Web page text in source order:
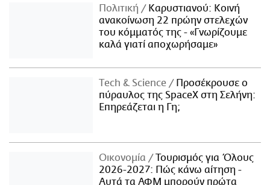
Πολιτική
Καρυστιανού: Κοινή
ανακοίνωση 22 πρώην στελεχών
του κόμματός της - «Γνωρίζουμε
καλά γιατί αποχωρήσαμε»
Τech & Science
Προσέκρουσε ο
πύραυλος της SpaceX στη Σελήνη:
Επηρεάζεται η Γη;
Οικονομία
Τουρισμός για Όλους
2026-2027: Πώς κάνω αίτηση -
Αυτά τα ΑΦΜ μπορούν πρώτα